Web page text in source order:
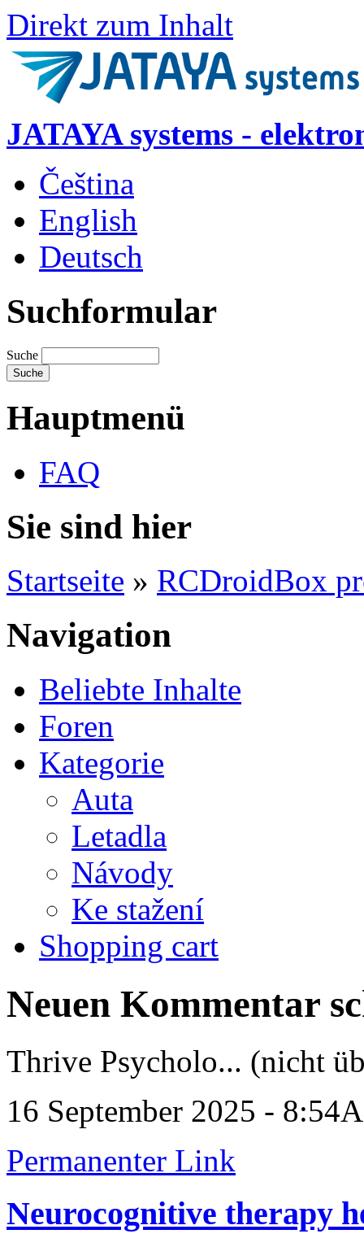
Direkt zum Inhalt
JATAYA systems -
Čeština
English
Deutsch
Suchformular
Suche
Hauptmenü
FAQ
Sie sind hier
Startseite » RCDroidBox
Navigation
Beliebte Inhalte
Foren
Kategorie
Auta
Letadla
Návody
Ke stažení
Shopping cart
Neuen Kommentar
Thrive Psycholo... (nicht
16 September 2025 -
Permanenter Link
Neurocognitive therapy